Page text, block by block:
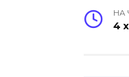
НА
4